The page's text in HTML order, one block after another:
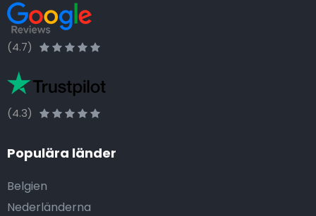
(4.7)
(4.3)
Populära länder
Belgien
Nederländerna